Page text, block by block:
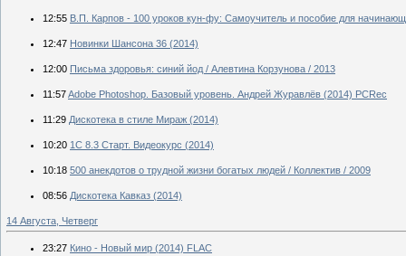
12:55 В.П. Карпов - 100 уроков кун-фу: Самоучитель и пособие для
12:47 Новинки Шансона 36 (2014)
12:00 Письма здоровья: синий йод / Алевтина Корзунова / 2013
11:57Adobe Photoshop. Базовый уровень. Андрей Журавлёв (2014) PCRec
11:29 Дискотека в стиле Мираж (2014)
10:20 1С 8.3 Старт. Видеокурс (2014)
10:18 500 анекдотов о трудной жизни богатых людей / Коллектив / 2009
08:56 Дискотека Кавказ (2014)
14 Августа, Четверг
23:27 Кино - Новый мир (2014) FLAC